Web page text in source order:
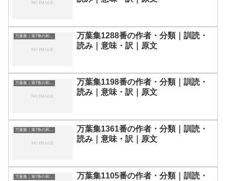
万葉集｜第7巻の和歌一覧
万葉集1288番の作者・分類｜訓読・
読み｜意味・訳｜原文
万葉集｜第7巻の和歌一覧
万葉集1198番の作者・分類｜訓読・
読み｜意味・訳｜原文
万葉集｜第7巻の和歌一覧
万葉集1361番の作者・分類｜訓読・
読み｜意味・訳｜原文
万葉集｜第7巻の和歌一覧
万葉集1105番の作者・分類｜訓読・